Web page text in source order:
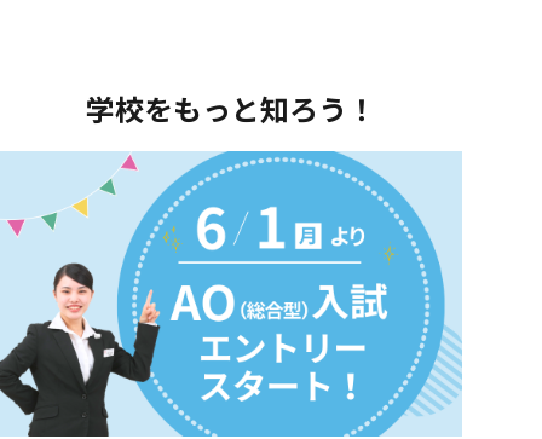
学校をもっと知ろう！